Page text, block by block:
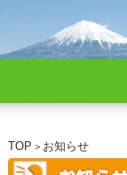
TOP > お知らせ